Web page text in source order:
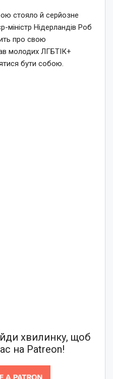
стояло й серйозне
міністр Нідерландів Роб
про свою
молодих ЛГБТІК+
бути собою.
хвилинку, щоб
на Patreon!